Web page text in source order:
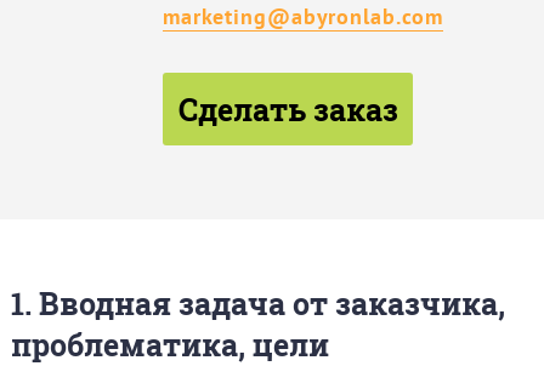
marketing@abyronlab.com
Сделать заказ
1. Вводная задача от заказчика,
проблематика, цели